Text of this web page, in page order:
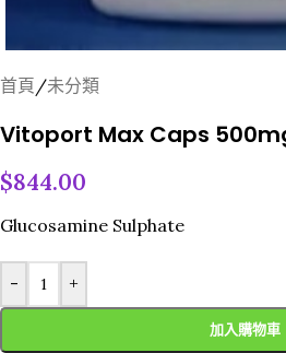
首頁 /未分類
Vitoport Max Caps
$844.00
Glucosamine Sulphate
- +
加入購物車